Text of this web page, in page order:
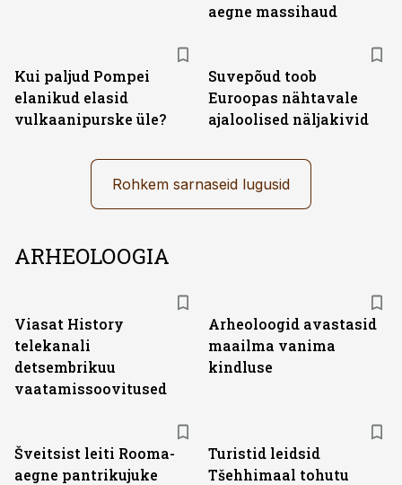
aegne massihaud
Kui paljud Pompei
elanikud elasid
vulkaanipurske üle?
Suvepõud toob
Euroopas nähtavale
ajaloolised näljakivid
Rohkem sarnaseid lugusid
ARHEOLOOGIA
Viasat History
telekanali
detsembrikuu
vaatamissoovitused
Arheoloogid avastasid
maailma vanima
kindluse
Šveitsist leiti Rooma-
aegne pantrikujuke
Turistid leidsid
Tšehhimaal tohutu